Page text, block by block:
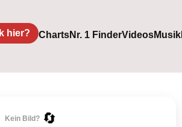
hier? ChartsNr. 1 FinderVideosMusik
Kein Bild? 🔄